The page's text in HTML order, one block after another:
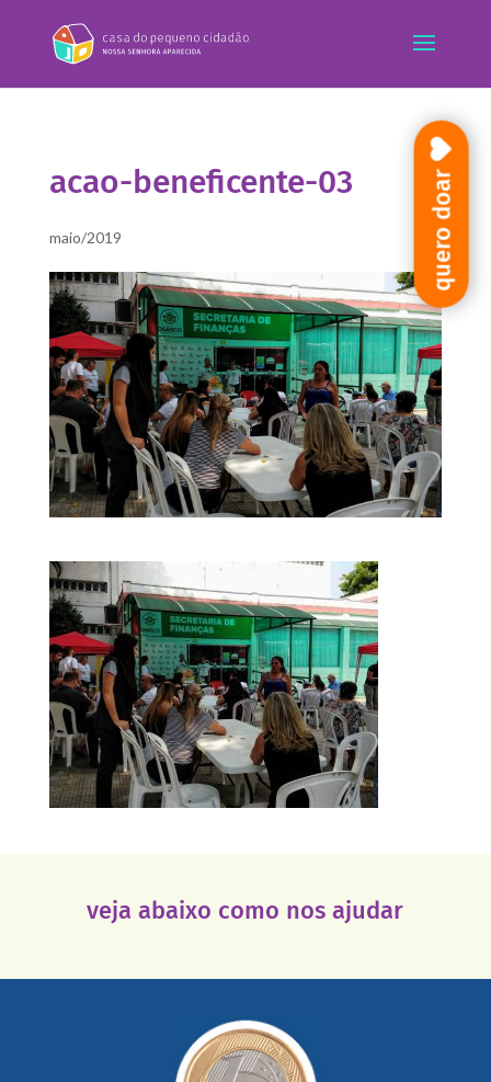
acao-beneficente-03
maio/2019
veja abaixo como nos ajudar
saiba mais
quero doar